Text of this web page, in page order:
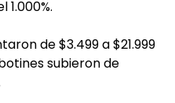
de $3.499 a $21.999
subieron de